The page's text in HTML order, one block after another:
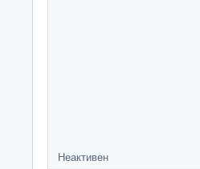
Неактивен